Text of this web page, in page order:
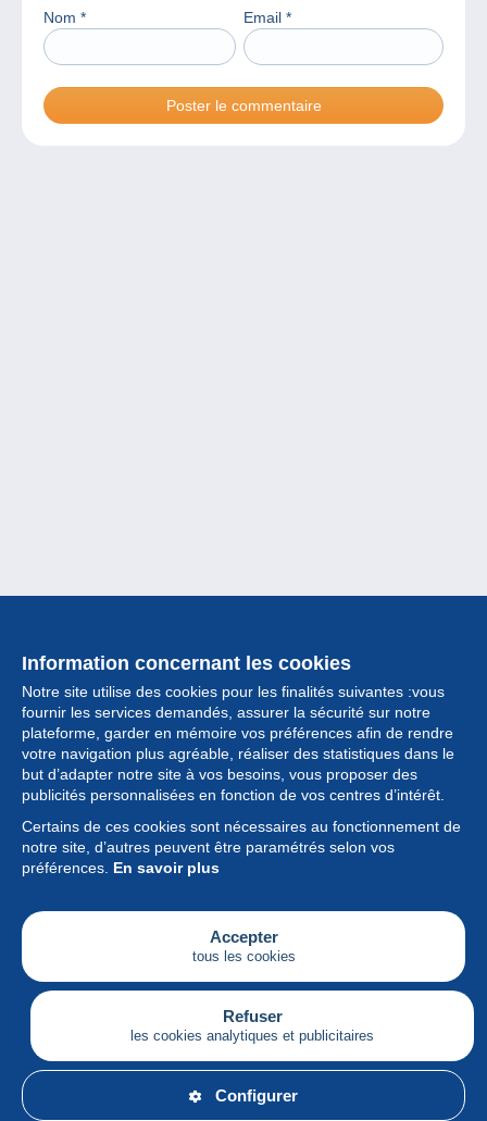
Nom * Email *
Information concernant les cookies
Notre site utilise des cookies pour les finalités suivantes :vous
fournir les services demandés, assurer la sécurité sur notre
plateforme, garder en mémoire vos préférences afin de rendre
votre navigation plus agréable, réaliser des statistiques dans le
but d’adapter notre site à vos besoins, vous proposer des
publicités personnalisées en fonction de vos centres d’intérêt.
Certains de ces cookies sont nécessaires au fonctionnement de
notre site, d’autres peuvent être paramétrés selon vos
préférences. En savoir plus
Accepter
tous les cookies
Refuser
les cookies analytiques et publicitaires
Configurer
Collection
Actualités
Fonctionnalités
Société
Services
Articles
Français